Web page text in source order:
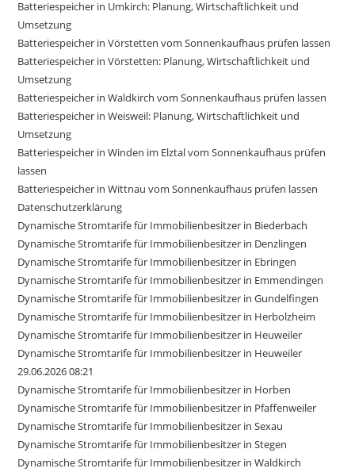
Batteriespeicher in Umkirch: Planung, Wirtschaftlichkeit und
Umsetzung
Batteriespeicher in Vörstetten vom Sonnenkaufhaus prüfen lassen
Batteriespeicher in Vörstetten: Planung, Wirtschaftlichkeit und
Umsetzung
Batteriespeicher in Waldkirch vom Sonnenkaufhaus prüfen lassen
Batteriespeicher in Weisweil: Planung, Wirtschaftlichkeit und
Umsetzung
Batteriespeicher in Winden im Elztal vom Sonnenkaufhaus prüfen
lassen
Batteriespeicher in Wittnau vom Sonnenkaufhaus prüfen lassen
Datenschutzerklärung
Dynamische Stromtarife für Immobilienbesitzer in Biederbach
Dynamische Stromtarife für Immobilienbesitzer in Denzlingen
Dynamische Stromtarife für Immobilienbesitzer in Ebringen
Dynamische Stromtarife für Immobilienbesitzer in Emmendingen
Dynamische Stromtarife für Immobilienbesitzer in Gundelfingen
Dynamische Stromtarife für Immobilienbesitzer in Herbolzheim
Dynamische Stromtarife für Immobilienbesitzer in Heuweiler
Dynamische Stromtarife für Immobilienbesitzer in Heuweiler
29.06.2026 08:21
Dynamische Stromtarife für Immobilienbesitzer in Horben
Dynamische Stromtarife für Immobilienbesitzer in Pfaffenweiler
Dynamische Stromtarife für Immobilienbesitzer in Sexau
Dynamische Stromtarife für Immobilienbesitzer in Stegen
Dynamische Stromtarife für Immobilienbesitzer in Waldkirch